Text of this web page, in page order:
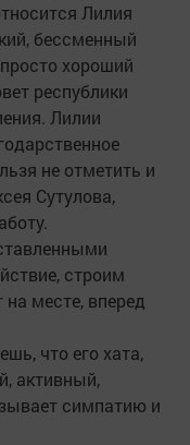
Лилия
бессменный
хороший
республики
Лилии
не отметить и
Сутулова,
строим
месте, вперед
что его хата,
активный,
симпатию и